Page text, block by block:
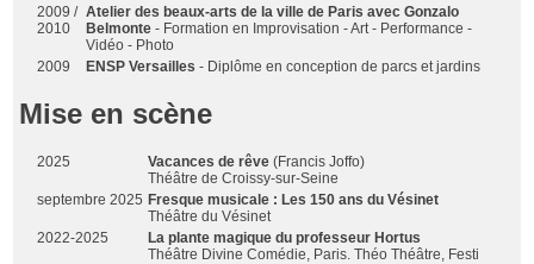
2009 /
2010
Atelier des beaux-arts de la ville de Paris avec Gonzalo
Belmonte - Formation en Improvisation - Art - Performance -
Vidéo - Photo
2009
ENSP Versailles - Diplôme en conception de parcs et jardins
Mise en scène
2025 Vacances de rêve (Francis Joffo)
Théâtre de Croissy-sur-Seine
septembre 2025 Fresque musicale : Les 150 ans du Vésinet
Théâtre du Vésinet
2022-2025
La plante magique du professeur Hortus
Théâtre Divine Comédie, Paris. Théo Théâtre, Festi